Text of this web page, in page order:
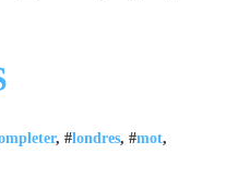
, #londres, #mot,